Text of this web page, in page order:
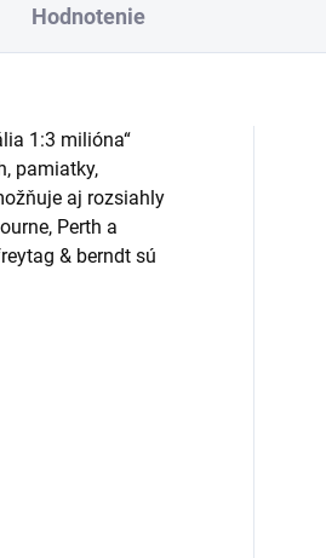
Hodnotenie
1:3 milióna“
pamiatky,
aj rozsiahly
Perth a
& berndt sú